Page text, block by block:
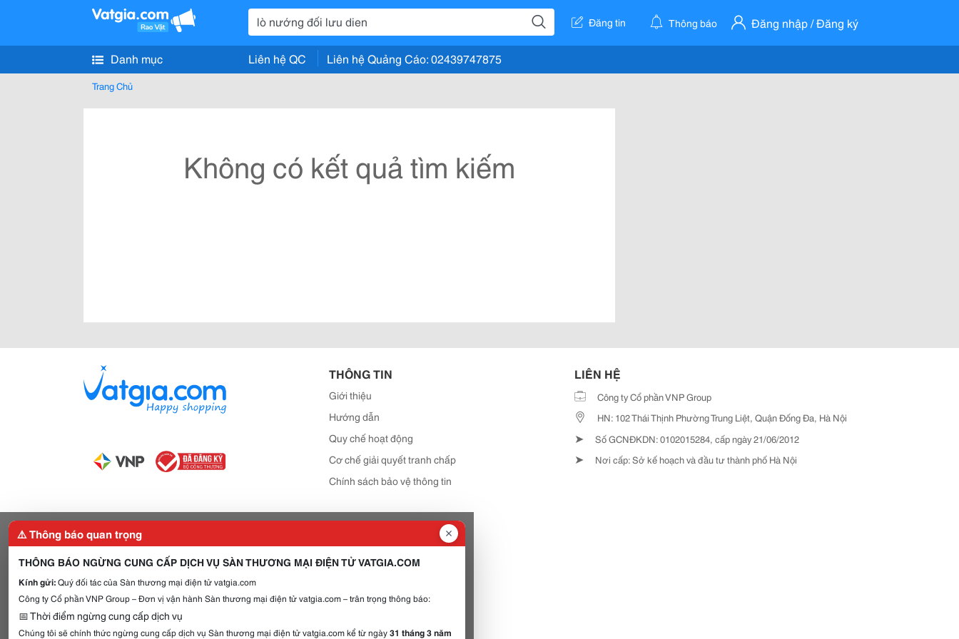
Đăng tin Thông báo Đăng nhập / Đăng ký
Danh mục Liên hệ QC Liên hệ Quảng Cáo: 02439747875
Trang Chủ
Không có kết quả tìm kiếm
THÔNG TIN
Giới thiệu
Hướng dẫn
Quy chế hoạt động
Cơ chế giải quyết tranh chấp
Chính sách bảo vệ thông tin
LIÊN HỆ
Công ty Cổ phần VNP Group
HN: 102 Thái Thịnh Phường Trung Liệt, Quận Đống Đa, Hà Nội
➤ Số GCNĐKDN: 0102015284, cấp ngày 21/06/2012
➤ Nơi cấp: Sở kế hoạch và đầu tư thành phố Hà Nội
⚠️ Thông báo quan trọng
THÔNG BÁO NGỪNG CUNG CẤP DỊCH VỤ SÀN THƯƠNG MẠI ĐIỆN TỬ VATGIA.COM
Kính gửi:Quý đối tác của Sàn thương mại điện tử vatgia.com
Công ty Cổ phần VNP Group – Đơn vị vận hành Sàn thương mại điện tử vatgia.com – trân trọng thông báo:
📅 Thời điểm ngừng cung cấp dịch vụ
Chúng tôi sẽ chính thức ngừng cung cấp dịch vụ Sàn thương mại điện tử vatgia.com kể từ ngày31 tháng 3 năm